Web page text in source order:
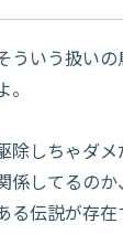
ういう扱い
。
除しちゃダ
係してるの
る伝説が存在